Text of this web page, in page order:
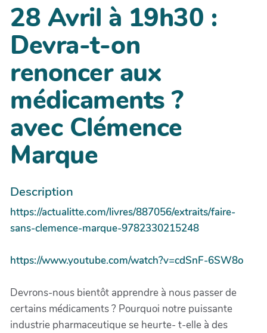
28 Avril à 19h30 :
Devra-t-on
renoncer aux
médicaments ?
avec Clémence
Marque
Description
https://actualitte.com/livres/887056/extraits/faire-
sans-clemence-marque-9782330215248
https://www.youtube.com/watch?v=cdSnF-6SW8o
Devrons-nous bientôt apprendre à nous passer de
certains médicaments ? Pourquoi notre puissante
industrie pharmaceutique se heurte- t-elle à des